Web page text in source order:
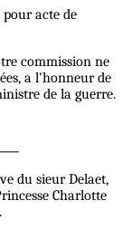
acte de
commission ne
a l'honneur de
de la guerre.
du sieur Delaet,
Charlotte